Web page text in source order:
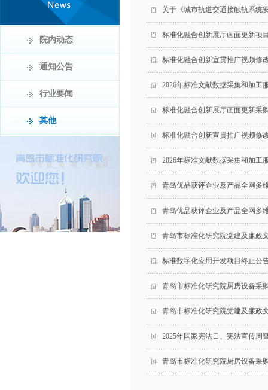
院内动态
通知公告
行业要闻
其他
关于《城市轨道交通接触轨系统
标准化融合创新展厅画面更新项
标准化融合创新宣贯推广视频修
2026年标准文献数据采集和加工
标准化融合创新展厅画面更新采
标准化融合创新宣贯推广视频修
2026年标准文献数据采集和加工
青岛优品获评企业及产品全网多
青岛优品获评企业及产品全网多
青岛市标准化研究院党建及廉政
标准数字化应用开发项目终止公
青岛市标准化研究院厨房设备采
青岛市标准化研究院党建及廉政
2025年国家宪法日、宪法宣传周
青岛市标准化研究院厨房设备采